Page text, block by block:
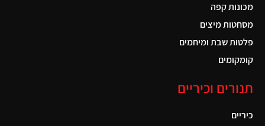
מכונות קפה
מסחטות מיצים
פלטות שבת ומיחמים
קומקומים
תנורים וכיריים
כיריים